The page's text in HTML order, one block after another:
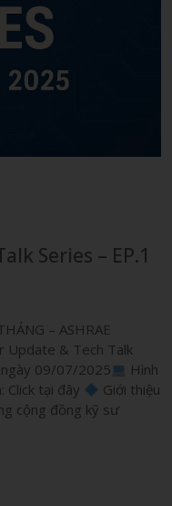
Series – EP.1
– ASHRAE
Update & Tech Talk
09/07/2025
Hình
Click tại đây
Giới thiệu
cộng đồng kỹ sư